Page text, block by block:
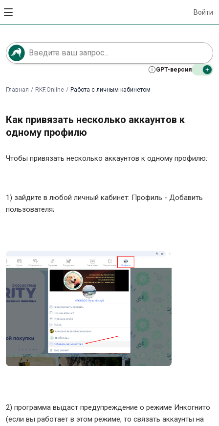
Войти
GPT-версия
Главная / RKF.Online / Работа с личным кабинетом
Как привязать несколько аккаунтов к
одному профилю
Чтобы привязать несколько аккаунтов к одному профилю:
1) зайдите в любой личный кабинет: Профиль - Добавить
пользователя;
2) программа выдаст предупреждение о режиме Инкогнито
(если вы работает в этом режиме, то связать аккаунты на